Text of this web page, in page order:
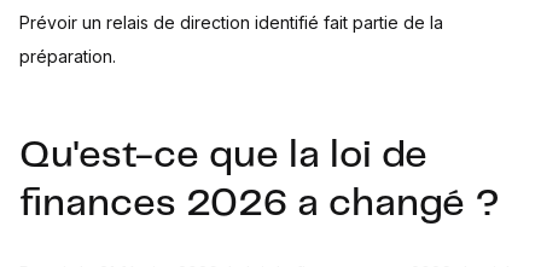
Prévoir un relais de direction identifié fait partie de la
préparation.
Qu'est-ce que la loi de
finances 2026 a changé ?